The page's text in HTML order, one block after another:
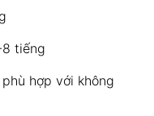
tiếng
hợp với không